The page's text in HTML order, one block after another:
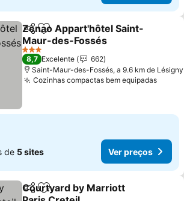
PartilharAdicionar aos favoritos
Zenao Appart'hôtel Saint-
Maur-des-Fossés
Ver preços
3 Estrelas
8,7 Excelente
662
Saint-Maur-des-Fossés, a 9.6 km de Lésigny
Cozinhas compactas bem equipadasVer
de 5 sites Ver preços
PartilharAdicionar aos favoritos
Courtyard by Marriott